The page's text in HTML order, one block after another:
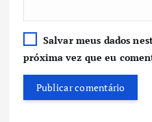
Salvar meus dados
próxima vez que eu